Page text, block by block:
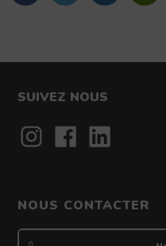
FaceBookTwitterLinkedIn
SUIVEZ NOUS
Contact
NOUS CONTACTER